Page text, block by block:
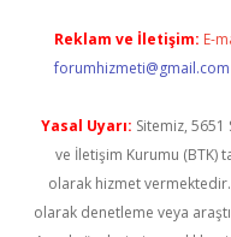
Reklam ve İletişim: E-
forumhizmeti@gmail.com
Yasal Uyarı: Sitemiz, 5651
ve İletişim Kurumu (BTK)
olarak hizmet
olarak denetleme veya